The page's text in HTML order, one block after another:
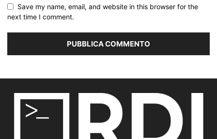
Save my name, email, and website in this browser for the
next time I comment.